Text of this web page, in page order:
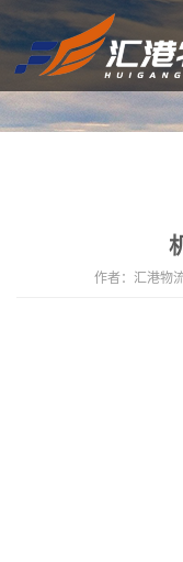
作者： 汇港物